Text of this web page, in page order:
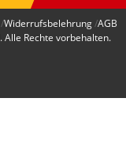
Widerrufsbelehrung AGB
. Alle Rechte vorbehalten.